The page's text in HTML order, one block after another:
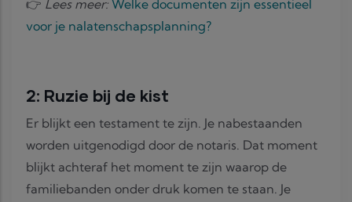
👉 Lees meer: Welke documenten zijn essentieel
voor je nalatenschapsplanning?
2: Ruzie bij de kist
Er blijkt een testament te zijn. Je nabestaanden
worden uitgenodigd door de notaris. Dat moment
blijkt achteraf het moment te zijn waarop de
familiebanden onder druk komen te staan. Je